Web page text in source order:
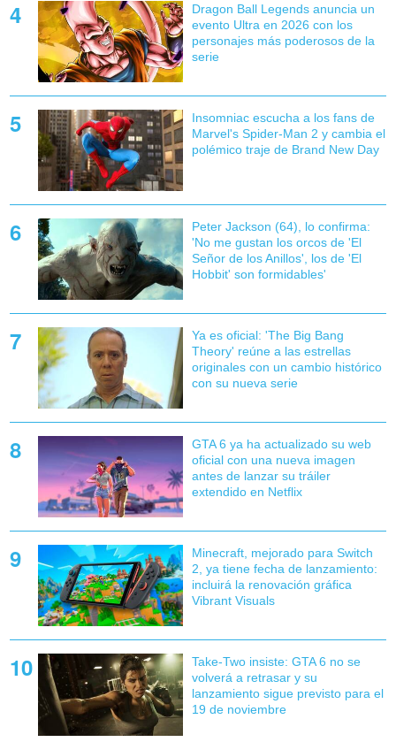
Dragon Ball Legends anuncia un
evento Ultra en 2026 con los
personajes más poderosos de la
serie
Insomniac escucha a los fans de
Marvel's Spider-Man 2 y cambia el
polémico traje de Brand New Day
Peter Jackson (64), lo confirma:
'No me gustan los orcos de 'El
Señor de los Anillos', los de 'El
Hobbit' son formidables'
Ya es oficial: 'The Big Bang
Theory' reúne a las estrellas
originales con un cambio histórico
con su nueva serie
GTA 6 ya ha actualizado su web
oficial con una nueva imagen
antes de lanzar su tráiler
extendido en Netflix
Minecraft, mejorado para Switch
2, ya tiene fecha de lanzamiento:
incluirá la renovación gráfica
Vibrant Visuals
Take-Two insiste: GTA 6 no se
volverá a retrasar y su
lanzamiento sigue previsto para el
19 de noviembre